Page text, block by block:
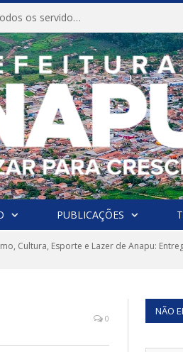
CONVITE A Prefeitura Municipal de Anapu convida todos os servidores públicos municipais para participarem da Audiência Pública de discussão da Lei de Diretrizes Orçamentárias (LDO), importante instrumento de planejamento das ações e investimentos da Administração Pública para o próximo exercício financeiro.
PUBLICAÇÕES
Cultura, Esporte e Lazer de Anapu:
0
NÃO